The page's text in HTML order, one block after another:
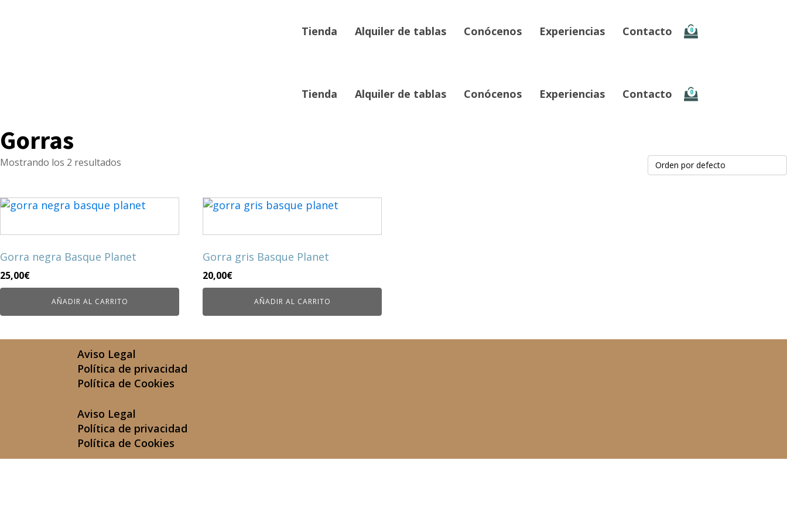
Tienda Alquiler de tablas Conócenos Experiencias Contacto 0
Tienda Alquiler de tablas Conócenos Experiencias Contacto 0
Gorras
Mostrando los 2 resultados
Gorra negra Basque Planet
25,00€
AÑADIR AL CARRITO
Gorra gris Basque Planet
20,00€
AÑADIR AL CARRITO
Aviso Legal
Política de privacidad
Política de Cookies
Aviso Legal
Política de privacidad
Política de Cookies